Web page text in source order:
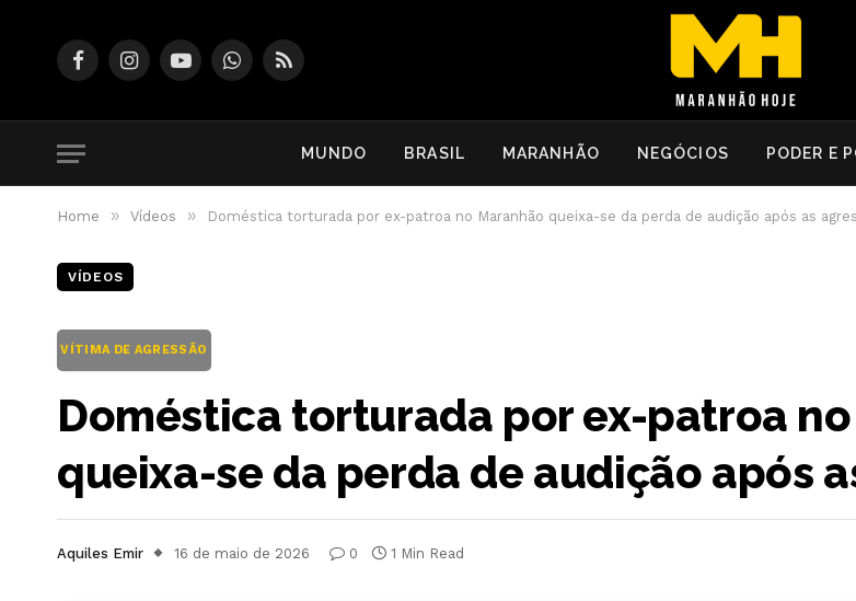
FacebookInstagramYouTubeWhatsApp
RSS
MUNDO BRASIL MARANHÃO NEGÓCIOS PODER E
Home » Vídeos » Doméstica torturada por ex-patroa no Maranhão queixa-se da perda de audição após as
VÍDEOS
VÍTIMA DE AGRESSÃO
Doméstica torturada por ex-patroa
queixa-se da perda de audição após
Aquiles Emir 16 de maio de 2026 0 1 Min Read